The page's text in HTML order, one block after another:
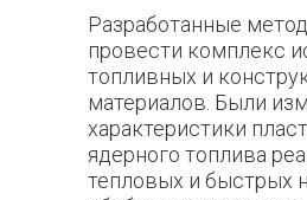
Разработанные
провести комплекс
топливных и
материалов. Были
характеристики
ядерного топлива
тепловых и быстрых